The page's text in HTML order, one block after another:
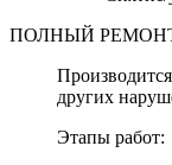
ПОЛНЫЙ
других
Этапы работ: